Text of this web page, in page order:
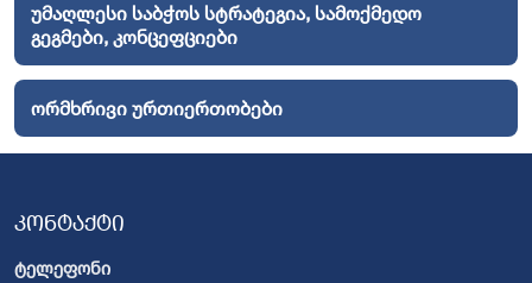
უმაღლესი საბჭოს სტრატეგია, სამოქმედო
გეგმები, კონცეფციები
ორმხრივი ურთიერთობები
კონტაქტი
ტელეფონი